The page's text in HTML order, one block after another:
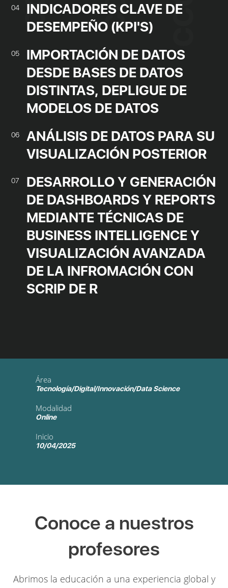
04
INDICADORES CLAVE DE
DESEMPEÑO (KPI'S)
05
IMPORTACIÓN DE DATOS
DESDE BASES DE DATOS
DISTINTAS, DEPLIGUE DE
MODELOS DE DATOS
06
ANÁLISIS DE DATOS PARA SU
VISUALIZACIÓN POSTERIOR
07
DESARROLLO Y GENERACIÓN
DE DASHBOARDS Y REPORTS
MEDIANTE TÉCNICAS DE
BUSINESS INTELLIGENCE Y
VISUALIZACIÓN AVANZADA
DE LA INFROMACIÓN CON
SCRIP DE R
Área
Tecnología/Digital/Innovación/Data Science
Modalidad
Online
Inicio
10/04/2025
Conoce a nuestros
profesores
Abrimos la educación a una experiencia global y